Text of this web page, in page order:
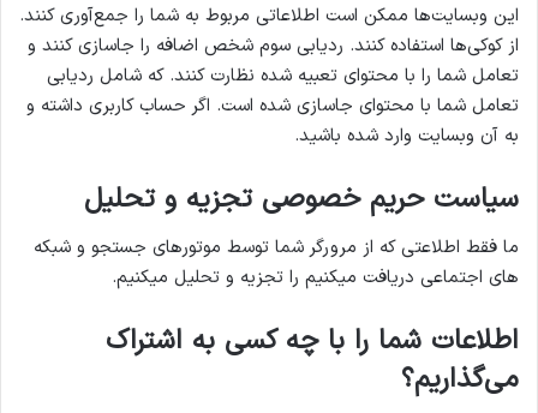
این وبسایت‌ها ممکن است اطلاعاتی مربوط به شما را جمع‌آوری کنند.
از کوکی‌ها استفاده کنند. ردیابی سوم شخص اضافه را جاسازی کنند و
تعامل شما را با محتوای تعبیه شده نظارت کنند. که شامل ردیابی
تعامل شما با محتوای جاسازی شده است. اگر حساب کاربری داشته و
به آن وبسایت وارد شده باشید.
سیاست حریم خصوصی تجزیه و تحلیل
ما فقط اطلاعتی که از مرورگر شما توسط موتورهای جستجو و شبکه
های اجتماعی دریافت میکنیم را تجزیه و تحلیل میکنیم.
اطلاعات شما را با چه کسی به اشتراک
می‌گذاریم؟